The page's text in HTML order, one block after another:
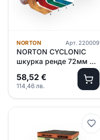
NORTON Арт. 220009
NORTON CYCLONIC
шкурка ренде 72мм х
12м P120-150 – зелен
58,52 €
114,46 лв.